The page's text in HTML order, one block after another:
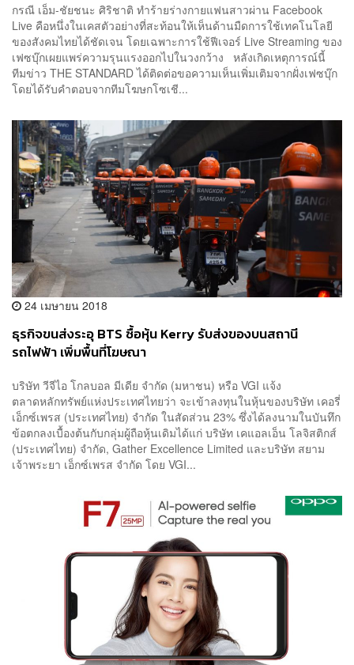
กรณี เอ็ม-ชัยชนะ ศิริชาติ ทำร้ายร่างกายแฟนสาวผ่าน Facebook
Live คือหนึ่งในเคสตัวอย่างที่สะท้อนให้เห็นด้านมืดการใช้เทคโนโลยี
ของสังคมไทยได้ชัดเจน โดยเฉพาะการใช้ฟีเจอร์ Live Streaming ของ
เฟซบุ๊กเผยแพร่ความรุนแรงออกไปในวงกว้าง หลังเกิดเหตุการณ์นี้
ทีมข่าว THE STANDARD ได้ติดต่อขอความเห็นเพิ่มเติมจากฝั่งเฟซบุ๊ก
โดยได้รับคำตอบจากทีมโฆษกโซเชี...
24 เมษายน 2018
ธุรกิจขนส่งระอุ BTS ซื้อหุ้น Kerry รับส่งของบนสถานี
รถไฟฟ้า เพิ่มพื้นที่โฆษณา
บริษัท วีจีไอ โกลบอล มีเดีย จำกัด (มหาชน) หรือ VGI แจ้ง
ตลาดหลักทรัพย์แห่งประเทศไทยว่า จะเข้าลงทุนในหุ้นของบริษัท เคอรี่
เอ็กซ์เพรส (ประเทศไทย) จำกัด ในสัดส่วน 23% ซึ่งได้ลงนามในบันทึก
ข้อตกลงเบื้องต้นกับกลุ่มผู้ถือหุ้นเดิมได้แก่ บริษัท เคแอลเอ็น โลจิสติกส์
(ประเทศไทย) จำกัด, Gather Excellence Limited และบริษัท สยาม
เจ้าพระยา เอ็กซ์เพรส จำกัด โดย VGI...